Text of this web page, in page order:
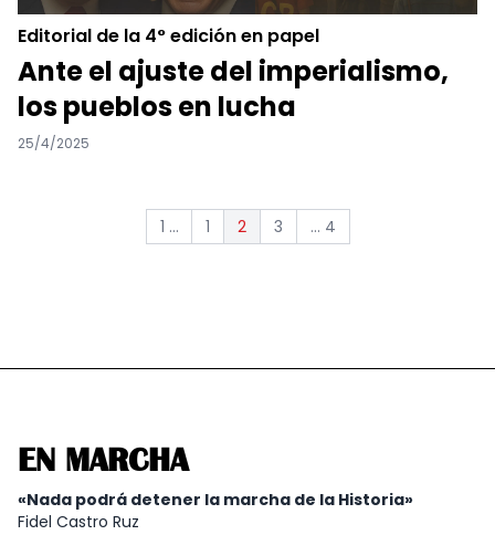
Editorial de la 4° edición en papel
Ante el ajuste del imperialismo,
los pueblos en lucha
25/4/2025
1 ... 1 2 3 ... 4
EN MARCHA
«Nada podrá detener la marcha de la Historia»
Fidel Castro Ruz